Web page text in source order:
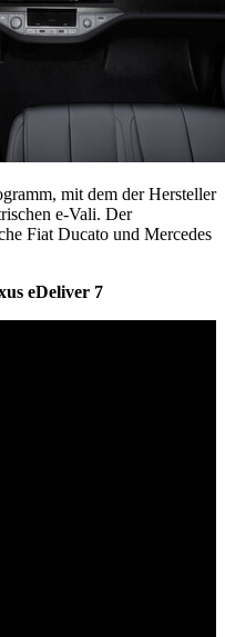
mit dem der Hersteller
e-Vali. Der
Fiat Ducato und Mercedes
eDeliver 7